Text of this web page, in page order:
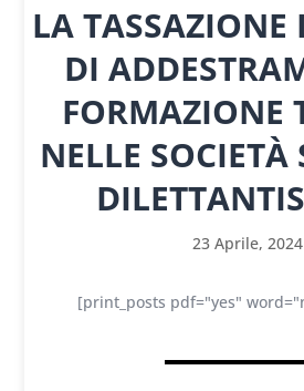
LA TASSAZIONE
DI
FORMAZIONE
NELLE SOCIETÀ
23 Aprile, 2024
[print_posts pdf="yes"